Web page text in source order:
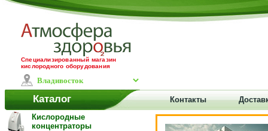
Специализированный магазин
кислородного оборудования
Каталог Контакты
Кислородные
концентраторы